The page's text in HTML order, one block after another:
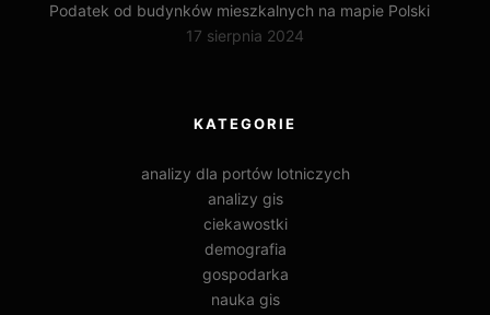
Podatek od budynków mieszkalnych na mapie Polski
17 sierpnia 2024
KATEGORIE
analizy dla portów lotniczych
analizy gis
ciekawostki
demografia
gospodarka
nauka gis